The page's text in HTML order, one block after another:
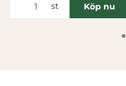
st Köp nu